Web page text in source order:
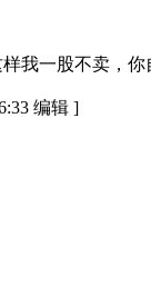
我一股不卖，
编辑 ]